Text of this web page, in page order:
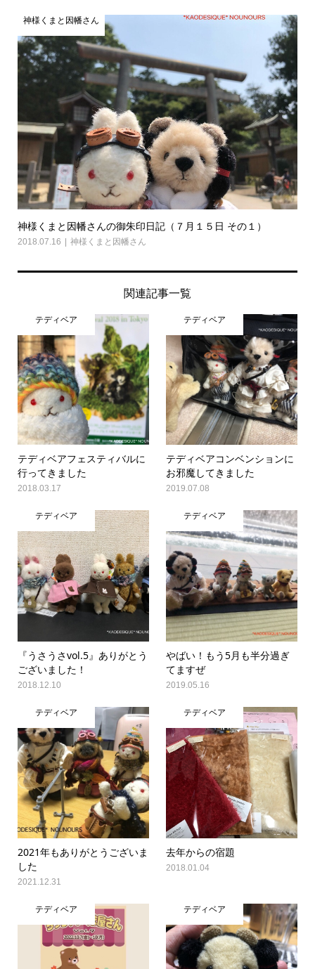
神様くまと因幡さん
神様くまと因幡さんの御朱印日記（７月１５日 その１）
2018.07.16 神様くまと因幡さん
関連記事一覧
テディベア
テディベアフェスティバルに
行ってきました
2018.03.17
テディベア
テディベアコンベンションに
お邪魔してきました
2019.07.08
テディベア
『うさうさvol.5』ありがとう
ございました！
2018.12.10
テディベア
やばい！もう5月も半分過ぎ
てますぜ
2019.05.16
テディベア
2021年もありがとうございま
した
2021.12.31
テディベア
去年からの宿題
2018.01.04
テディベア テディベア